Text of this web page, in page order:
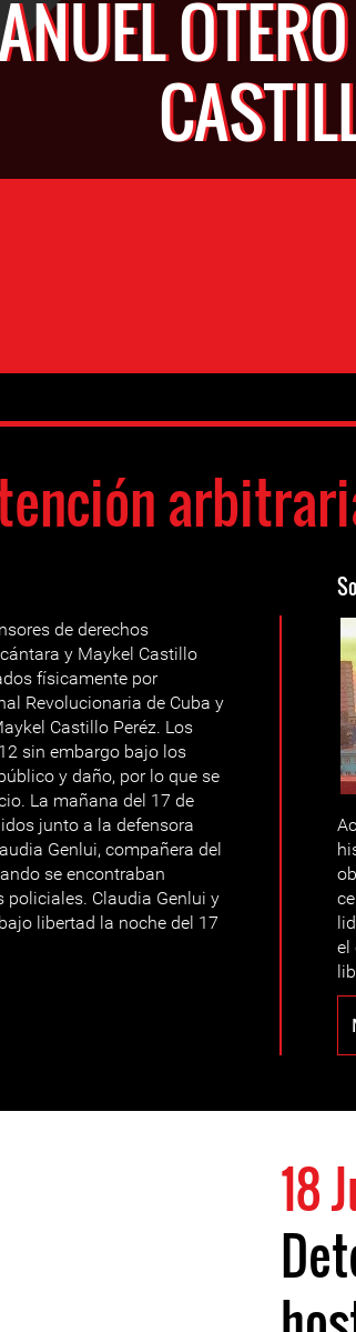
de derechos
y Maykel Castillo
físicamente por
Revolucionaria de Cuba y
Castillo Peréz. Los
sin embargo bajo los
y daño, por lo que se
La mañana del 17 de
junto a la defensora
Genlui, compañera del
se encontraban
policiales. Claudia Genlui y
libertad la noche del 17
el
18